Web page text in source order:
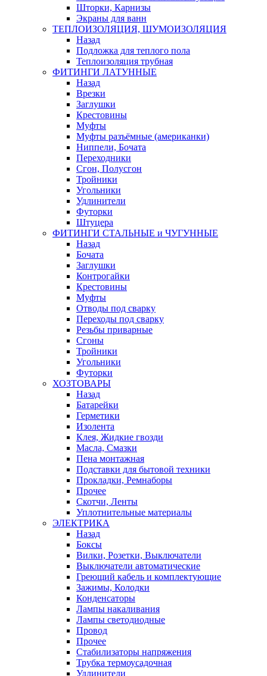
Шторки, Карнизы
Экраны для ванн
ТЕПЛОИЗОЛЯЦИЯ, ШУМОИЗОЛЯЦИЯ
Назад
Подложка для теплого пола
Теплоизоляция трубная
ФИТИНГИ ЛАТУННЫЕ
Назад
Врезки
Заглушки
Крестовины
Муфты
Муфты разъёмные (американки)
Ниппели, Бочата
Переходники
Сгон, Полусгон
Тройники
Угольники
Удлинители
Футорки
Штуцера
ФИТИНГИ СТАЛЬНЫЕ и ЧУГУННЫЕ
Назад
Бочата
Заглушки
Контрогайки
Крестовины
Муфты
Отводы под сварку
Переходы под сварку
Резьбы приварные
Сгоны
Тройники
Угольники
Футорки
ХОЗТОВАРЫ
Назад
Батарейки
Герметики
Изолента
Клея, Жидкие гвозди
Масла, Смазки
Пена монтажная
Подставки для бытовой техники
Прокладки, Ремнаборы
Прочее
Скотчи, Ленты
Уплотнительные материалы
ЭЛЕКТРИКА
Назад
Боксы
Вилки, Розетки, Выключатели
Выключатели автоматические
Греющий кабель и комплектующие
Зажимы, Колодки
Конденсаторы
Лампы накаливания
Лампы светодиодные
Провод
Прочее
Стабилизаторы напряжения
Трубка термоусадочная
Удлинители